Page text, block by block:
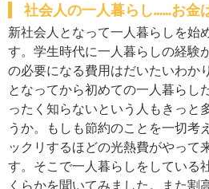
社会人の一人暮らし……お金
新社会人となって一人暮らしを始
す。学生時代に一人暮らしの経験
の必要になる費用はだいたいわか
となってから初めての一人暮らし
ったく知らないという人もきっと
うか。もしも節約のことを一切考
ックリするほどの光熱費がやって
す。そこで一人暮らしをしている
くらかを聞いてみました。また割